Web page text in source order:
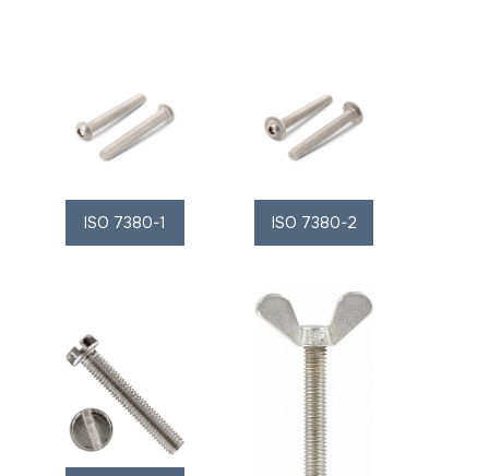
ISO 7380-1 ISO 7380-2